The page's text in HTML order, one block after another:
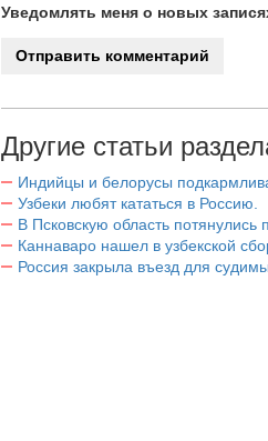
Уведомлять меня о новых
Другие статьи
Индийцы и белорусы
Узбеки любят кататься в Россию.
В Псковскую область потянулись
Каннаваро нашел в узбекской
Россия закрыла въезд для